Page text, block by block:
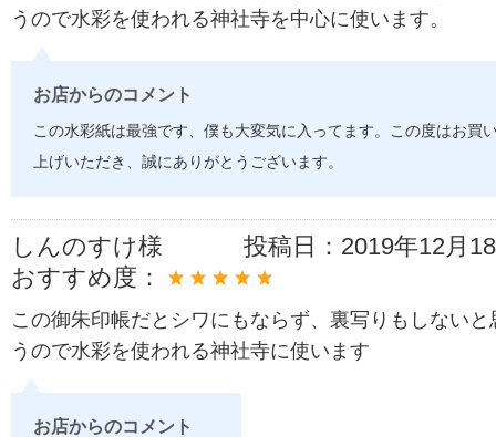
うので水彩を使われる神社寺を中心に使います。
お店からのコメント
この水彩紙は最強です、僕も大変気に入ってます。この度はお買
上げいただき、誠にありがとうございます。
しんのすけ様 投稿日： 2019年12月
おすすめ度：
この御朱印帳だとシワにもならず、裏写りもしないと
うので水彩を使われる神社寺に使います
お店からのコメント